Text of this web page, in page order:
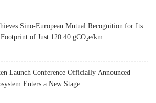
Sino-European Mutual Recognition for Its
of Just 120.40 gCO₂e/km
Launch Conference Officially Announced
Enters a New Stage